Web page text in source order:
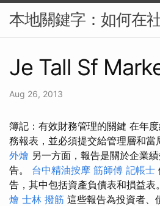
本地關鍵字：如何在
Je Tall Sf
Aug 26, 2013
簿記：有效財務管理的關鍵 在年
務報表，並必須提交給管理層和當
外燴 另一方面，報告是關於企業
告。 台中精油按摩 筋師傅 記帳士
告，其中包括資產負債表和損益表
燴 士林 撥筋 這些報告為投資者、